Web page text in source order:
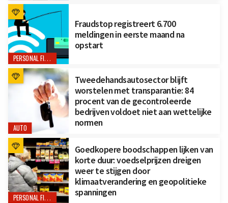
PERSONAL FINANCE
Fraudstop registreert 6.700
meldingen in eerste maand na
opstart
AUTO
Tweedehandsautosector blijft
worstelen met transparantie: 84
procent van de gecontroleerde
bedrijven voldoet niet aan wettelijke
normen
PERSONAL FINANCE
Goedkopere boodschappen lijken van
korte duur: voedselprijzen dreigen
weer te stijgen door
klimaatverandering en geopolitieke
spanningen